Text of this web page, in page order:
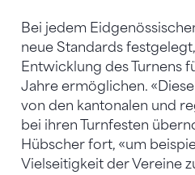
Bei jedem
neue Standards
Entwicklung des Turnens
Jahre ermöglichen.
von den kantonalen und
bei ihren Turnfesten
Hübscher fort, «um
Vielseitigkeit der Vereine